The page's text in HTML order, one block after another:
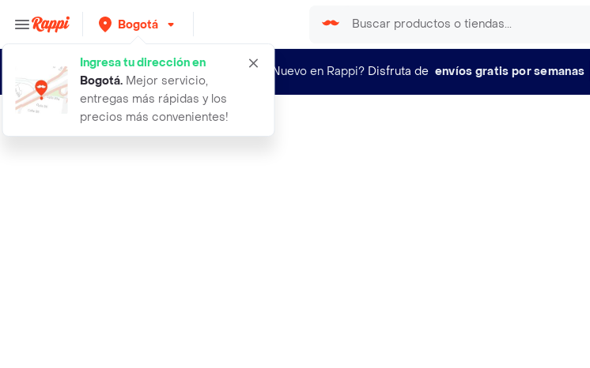
Bogotá
Ingresa tu dirección en
Bogotá. Mejor servicio,
entregas más rápidas y los
precios más convenientes!
¿Nuevo en Rappi? Disfruta de envíos gratis por semanas
212 vip rose de carolina herrera or